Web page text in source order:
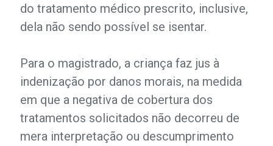
do tratamento médico prescrito, inclusive,
dela não sendo possível se isentar.
Para o magistrado, a criança faz jus à
indenização por danos morais, na medida
em que a negativa de cobertura dos
tratamentos solicitados não decorreu de
mera interpretação ou descumprimento